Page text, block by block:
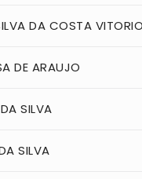
DA COSTA VITORIO
DE ARAUJO
SILVA
SILVA